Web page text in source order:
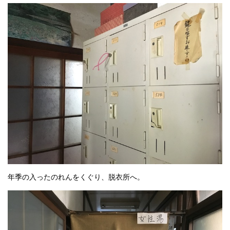
年季の入ったのれんをくぐり、脱衣所へ。